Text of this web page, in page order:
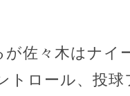
佐々木はナイ
トロール、投球